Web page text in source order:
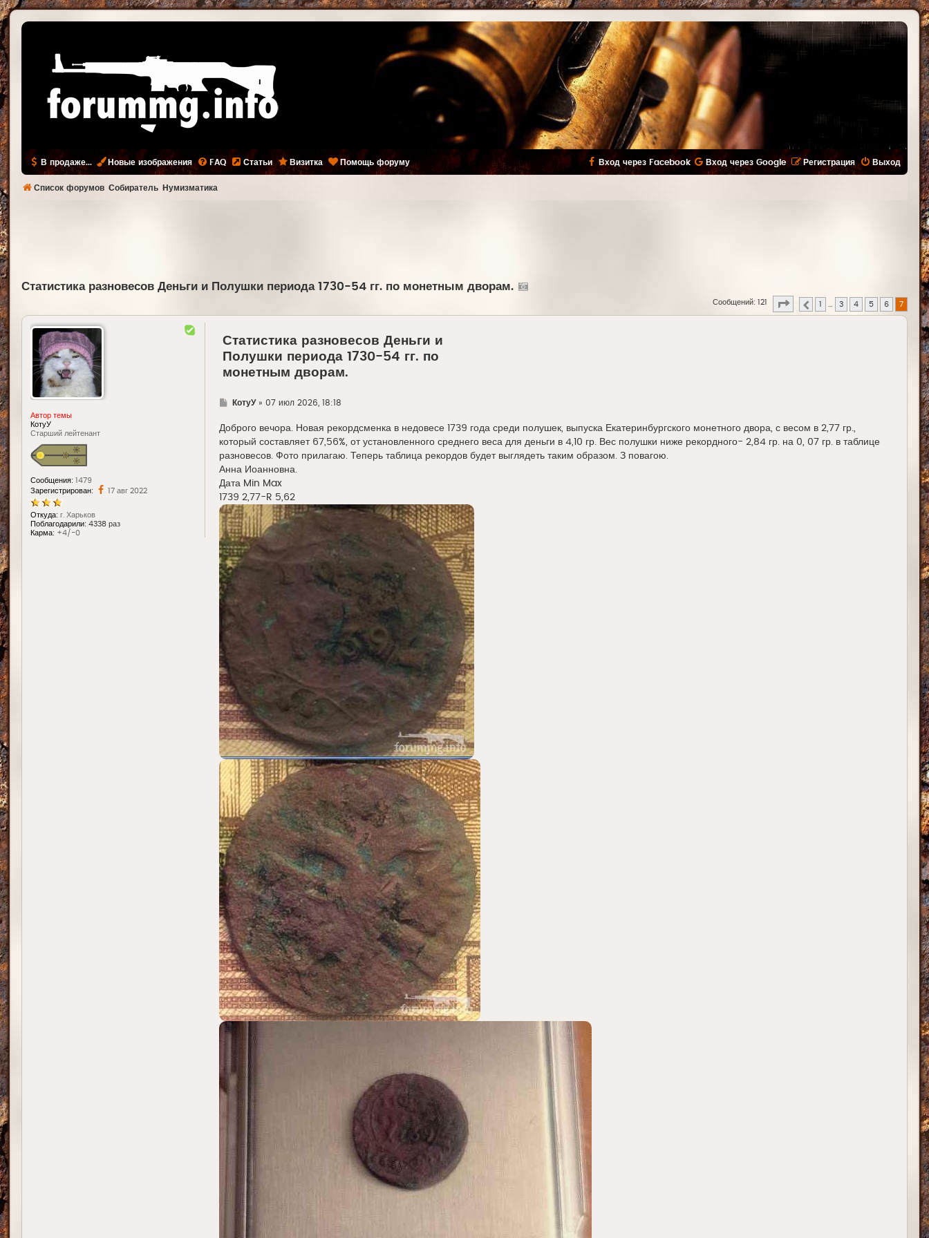
В продаже... Новые изображения FAQ Статьи Визитка Помощь форуму Выход
Регистрация
Вход через Facebook Вход через Google
Список форумов Собиратель Нумизматика
Статистика разновесов Деньги и Полушки периода 1730-54 гг. по монетным дворам.
Сообщений: 121 Страница из
1 3 4 5 6 7
Автор темы
КотуУ
Старший лейтенант
Сообщения: 1479
Зарегистрирован:
17 авг 2022
Откуда: г. Харьков
Поблагодарили: 4338 раз
Карма: +4/-0
Статистика разновесов Деньги и
Полушки периода 1730-54 гг. по
монетным дворам.
ГКотуУ» 07 июл 2026, 18:18
Доброго вечора. Новая рекордсменка в недовесе 1739 года среди полушек, выпуска Екатеринбургского монетного двора, с весом в 2,77 гр.,
который составляет 67,56%, от установленного среднего веса для деньги в 4,10 гр. Вес полушки ниже рекордного- 2,84 гр. на 0, 07 гр. в таблице
разновесов. Фото прилагаю. Теперь таблица рекордов будет выглядеть таким образом. З повагою.
Анна Иоанновна.
Дата Min Max
1739 2,77-R 5,62